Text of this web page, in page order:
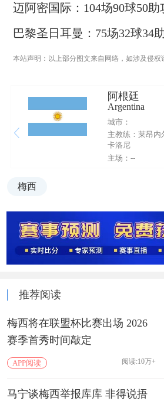
迈阿密国际：104场90球50助
巴黎圣日耳曼：75场32球34
本站声明：以上部分图文来自网络，如涉及侵权
阿根廷
Argentina
城市：
主教练：莱昂内
卡洛尼
主场：--
梅西
推荐阅读
梅西将在联盟杯比赛出场 2026
赛季首秀时间敲定
APP阅读 阅读:10万+
马宁谈梅西举报库库 非得说捂